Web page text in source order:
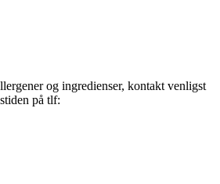
og ingredienser, kontakt venligst
på tlf: